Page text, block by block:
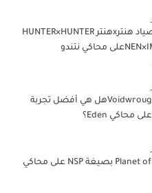
تحميل لعبة الصياد هنترxهنتر HUNTER×HUNTER
NEN×IMPACT [JP].xciعلى محاكي نتندو
تحميل Voidwrought. nspهل هي أفضل تجربة
تحميل Planet of Lana II بصيغة NSP على محاكي